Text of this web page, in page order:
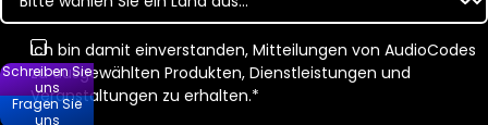
Ich bin damit einverstanden, Mitteilungen von AudioCodes
zu ausgewählten Produkten, Dienstleistungen und
Veranstaltungen zu erhalten.*
Schreiben Sie
uns
Fragen Sie
uns